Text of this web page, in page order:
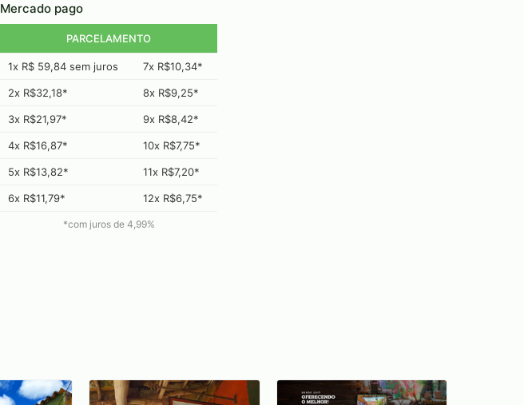
Mercado pago
PARCELAMENTO
1x R$ 59,84 sem juros 7x R$10,34*
2x R$32,18* 8x R$9,25*
3x R$21,97* 9x R$8,42*
4x R$16,87* 10x R$7,75*
5x R$13,82* 11x R$7,20*
6x R$11,79* 12x R$6,75*
*com juros de 4,99%